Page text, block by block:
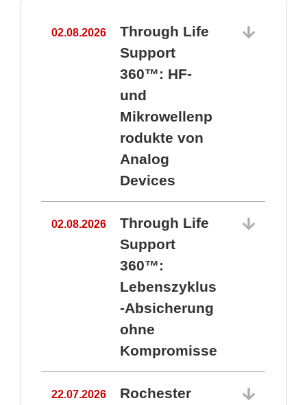
02.08.2026
Through Life
Support
360™: HF-
und
Mikrowellenp
rodukte von
Analog
Devices
02.08.2026
Through Life
Support
360™:
Lebenszyklus
-Absicherung
ohne
Kompromisse
22.07.2026
Rochester